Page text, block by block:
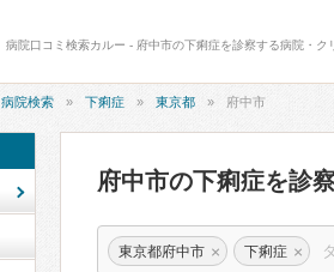
病院口コミ検索カルー - 府中市の下痢症を診察する病院・ク
病院検索 下痢症 東京都 府中市
府中市の下痢症を診
東京都府中市 × 下痢症 ×